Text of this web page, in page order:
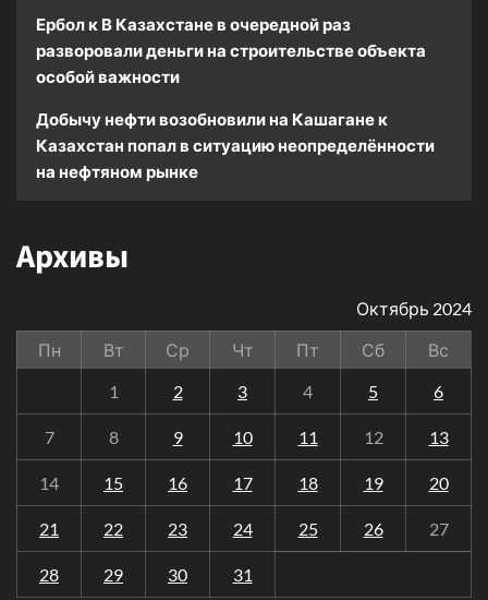
Ербол к В Казахстане в очередной раз
разворовали деньги на строительстве объекта
особой важности
Добычу нефти возобновили на Кашагане к
Казахстан попал в ситуацию неопределённости
на нефтяном рынке
Архивы
Октябрь 2024
Пн
Вт Ср Чт Пт Сб
Вс
1
2 3 4 5 6
7 8 9 10 11 12 13
14 15 16 17 18 19 20
21 22 23 24 25 26 27
28 29 30 31